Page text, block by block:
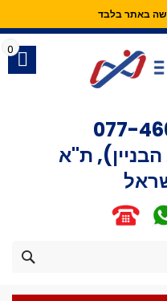
באתר בלבד
077-
0